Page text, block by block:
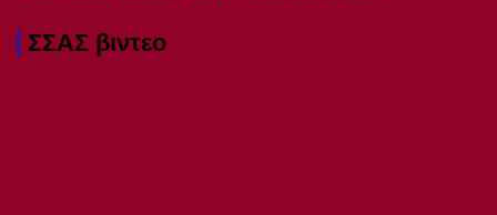
ΣΣΑΣ βιντεο